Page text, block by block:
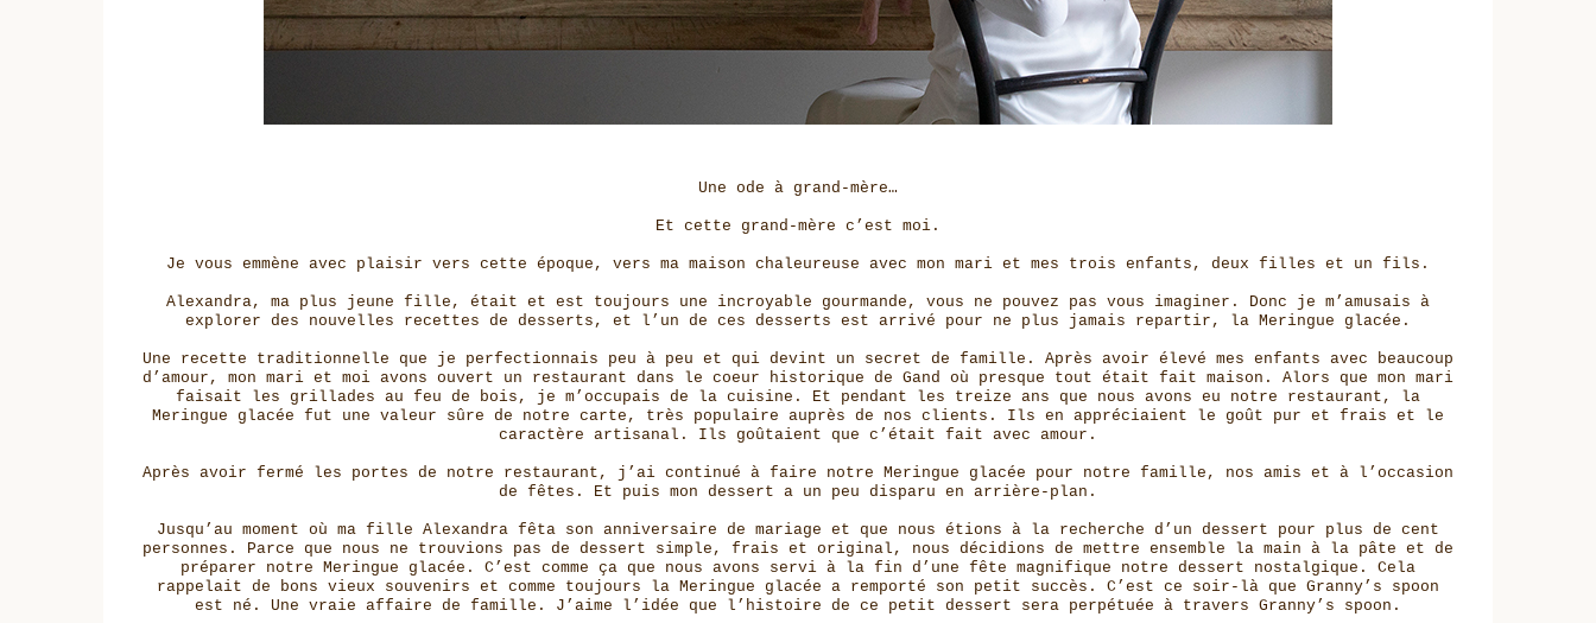
Une ode à grand-mère…
Et cette grand-mère c’est moi.
Je vous emmène avec plaisir vers cette époque, vers ma maison chaleureuse avec mon mari et mes trois enfants, deux filles et un fils.
Alexandra, ma plus jeune fille, était et est toujours une incroyable gourmande, vous ne pouvez pas vous imaginer. Donc je m’amusais à
explorer des nouvelles recettes de desserts, et l’un de ces desserts est arrivé pour ne plus jamais repartir, la Meringue glacée.
Une recette traditionnelle que je perfectionnais peu à peu et qui devint un secret de famille. Après avoir élevé mes enfants avec beaucoup
d’amour, mon mari et moi avons ouvert un restaurant dans le coeur historique de Gand où presque tout était fait maison. Alors que mon mari
faisait les grillades au feu de bois, je m’occupais de la cuisine. Et pendant les treize ans que nous avons eu notre restaurant, la
Meringue glacée fut une valeur sûre de notre carte, très populaire auprès de nos clients. Ils en appréciaient le goût pur et frais et le
caractère artisanal. Ils goûtaient que c’était fait avec amour.
Après avoir fermé les portes de notre restaurant, j’ai continué à faire notre Meringue glacée pour notre famille, nos amis et à l’occasion
de fêtes. Et puis mon dessert a un peu disparu en arrière-plan.
Jusqu’au moment où ma fille Alexandra fêta son anniversaire de mariage et que nous étions à la recherche d’un dessert pour plus de cent
personnes. Parce que nous ne trouvions pas de dessert simple, frais et original, nous décidions de mettre ensemble la main à la pâte et de
préparer notre Meringue glacée. C’est comme ça que nous avons servi à la fin d’une fête magnifique notre dessert nostalgique. Cela
rappelait de bons vieux souvenirs et comme toujours la Meringue glacée a remporté son petit succès. C’est ce soir-là que Granny’s spoon
est né. Une vraie affaire de famille. J’aime l’idée que l’histoire de ce petit dessert sera perpétuée à travers Granny’s spoon.